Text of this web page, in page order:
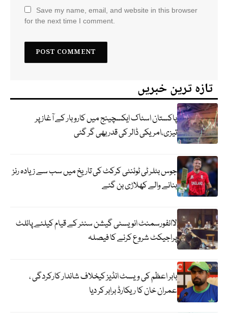
Save my name, email, and website in this browser
for the next time I comment.
تازہ ترین خبریں
پاکستان اسٹاک ایکسچینج میں کاروبار کے آغاز پر
تیزی،امریکی ڈالر کی قدر بھی گر گئی
جوس بٹلر ٹی ٹوئنٹی کرکٹ کی تاریخ میں سب سے زیادہ رنز
بنانے والے کھلاڑی بن گئے
لاانفورسمنٹ انویسٹی گیشن سنٹر کے قیام کیلئے پائلٹ
پراجیکٹ شروع کرنے کا فیصلہ
بابر اعظم کی ویسٹ انڈیز کیخلاف شاندار کارکردگی ،
عمران خان کا ریکارڈ برابر کر دیا